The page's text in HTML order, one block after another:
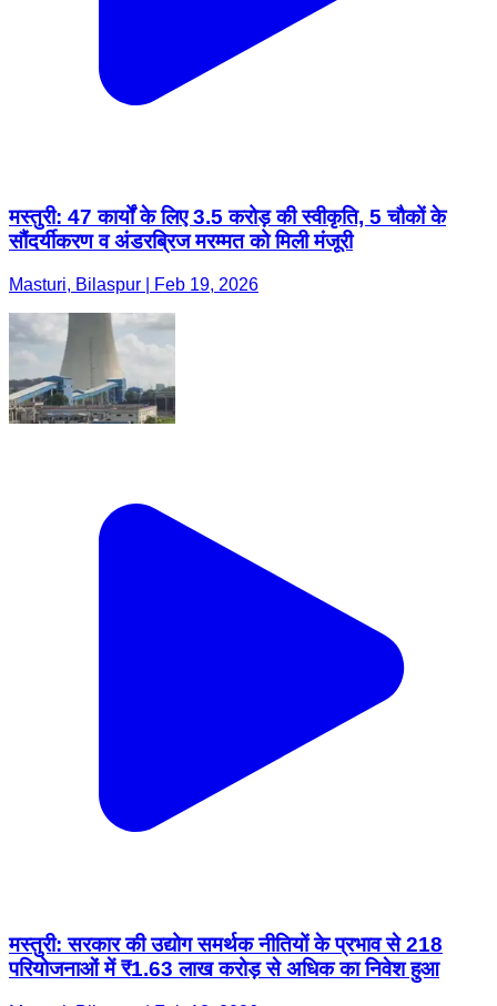
मस्तुरी: 47 कार्यों के लिए 3.5 करोड़ की स्वीकृति, 5 चौकों के
सौंदर्यीकरण व अंडरब्रिज मरम्मत को मिली मंजूरी
Masturi, Bilaspur | Feb 19, 2026
मस्तुरी: सरकार की उद्योग समर्थक नीतियों के प्रभाव से 218
परियोजनाओं में ₹1.63 लाख करोड़ से अधिक का निवेश हुआ